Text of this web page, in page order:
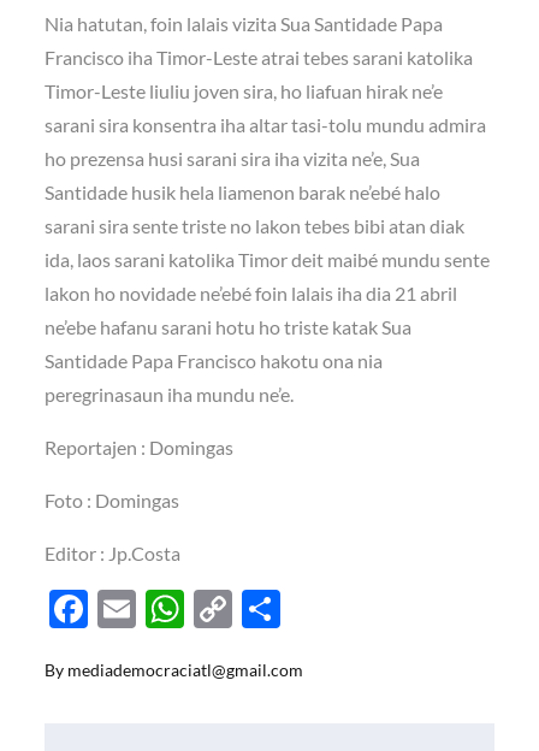
Nia hatutan, foin lalais vizita Sua Santidade Papa
Francisco iha Timor-Leste atrai tebes sarani katolika
Timor-Leste liuliu joven sira, ho liafuan hirak ne’e
sarani sira konsentra iha altar tasi-tolu mundu admira
ho prezensa husi sarani sira iha vizita ne’e, Sua
Santidade husik hela liamenon barak ne’ebé halo
sarani sira sente triste no lakon tebes bibi atan diak
ida, laos sarani katolika Timor deit maibé mundu sente
lakon ho novidade ne’ebé foin lalais iha dia 21 abril
ne’ebe hafanu sarani hotu ho triste katak Sua
Santidade Papa Francisco hakotu ona nia
peregrinasaun iha mundu ne’e.
Reportajen : Domingas
Foto : Domingas
Editor : Jp.Costa
F
e
E
ail
W
at
C
p ar
By mediademocraciatl@gmail.com